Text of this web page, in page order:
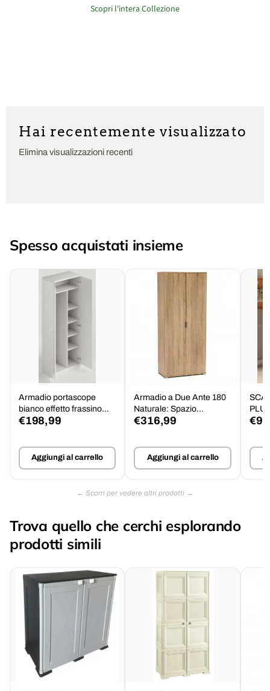
Scopri l'intera Collezione
Hai recentemente visualizzato
Elimina visualizzazioni recenti
Spesso acquistati insieme
Armadio portascope
bianco effetto frassino
per lavanderia
€198,99
Aggiungi al carrello
Armadio a Due Ante 180
Naturale: Spazio
Organizzativo Classico,
€316,99
Aggiungi al carrello
Trova quello che cerchi esplorando
prodotti simili